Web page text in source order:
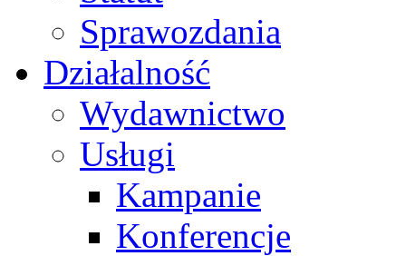
Sprawozdania
Działalność
Wydawnictwo
Usługi
Kampanie
Konferencje